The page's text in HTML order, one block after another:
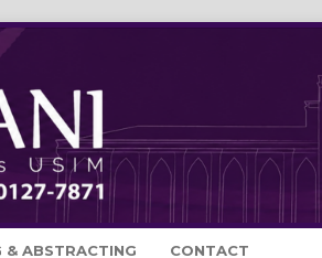
& ABSTRACTING CONTACT